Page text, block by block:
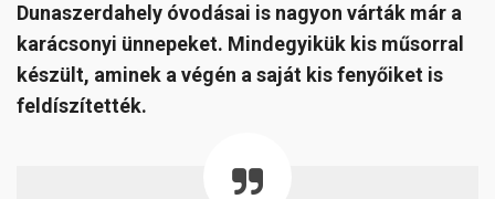
Dunaszerdahely óvodásai is nagyon várták már a
karácsonyi ünnepeket. Mindegyikük kis műsorral
készült, aminek a végén a saját kis fenyőiket is
feldíszítették.